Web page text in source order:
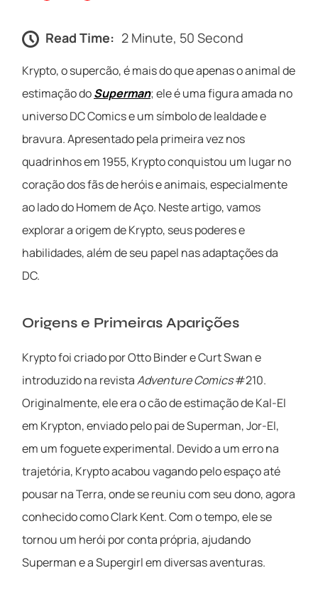
Read Time: 2 Minute, 50 Second
Krypto, o supercão, é mais do que apenas o animal de
estimação doSuperman; ele é uma figura amada no
universo DC Comics e um símbolo de lealdade e
bravura. Apresentado pela primeira vez nos
quadrinhos em 1955, Krypto conquistou um lugar no
coração dos fãs de heróis e animais, especialmente
ao lado do Homem de Aço. Neste artigo, vamos
explorar a origem de Krypto, seus poderes e
habilidades, além de seu papel nas adaptações da
DC.
Origens e Primeiras Aparições
Krypto foi criado por Otto Binder e Curt Swan e
introduzido na revistaAdventure Comics#210.
Originalmente, ele era o cão de estimação de Kal-El
em Krypton, enviado pelo pai de Superman, Jor-El,
em um foguete experimental. Devido a um erro na
trajetória, Krypto acabou vagando pelo espaço até
pousar na Terra, onde se reuniu com seu dono, agora
conhecido como Clark Kent. Com o tempo, ele se
tornou um herói por conta própria, ajudando
Superman e a Supergirl em diversas aventuras.